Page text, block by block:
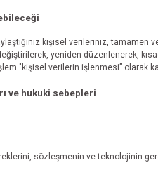
kişisel verileriniz,
yeniden düzenlenerek,
"kişisel verilerin işlenmesi” olarak
ve hukuki sebepleri
sözleşmenin ve teknolojinin